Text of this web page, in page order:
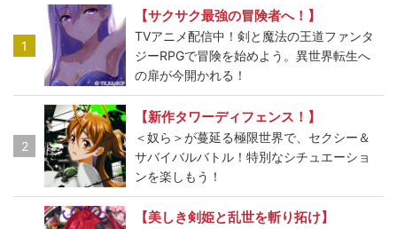
1
【サクサク最強の冒険者へ！】
TVアニメ配信中！剣と魔法の王道ファンタ
ジーRPGで冒険を始めよう。異世界転生へ
の扉が今開かれる！
2
【新作タワーディフェンス！】
＜奴ら＞が蔓延る極限世界で、セクシー＆
サバイバルバトル！特別なシチュエーショ
ンを楽しもう！
【美しき剣姫と乱世を斬り拓け】